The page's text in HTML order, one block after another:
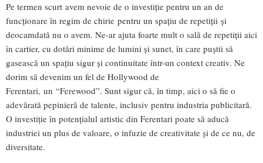
Pe termen scurt avem nevoie de o investiție pentru un an de
funcționare în regim de chirie pentru un spațiu de repetiții și
deocamdată nu o avem. Ne-ar ajuta foarte mult o sală de repetiții aici
în cartier, cu dotări minime de lumini și sunet, în care puștii să
gasească un spațiu sigur și continuitate într-un context creativ. Ne
dorim să devenim un fel de Hollywood de
Ferentari, un “Ferewood”. Sunt sigur că, în timp, aici o să fie o
adevărată pepinieră de talente, inclusiv pentru industria publicitară.
O investiție în potențialul artistic din Ferentari poate să aducă
industriei un plus de valoare, o infuzie de creativitate și de ce nu, de
diversitate.